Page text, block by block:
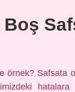
Boş
örnek? Safsata